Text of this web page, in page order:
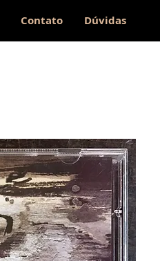
Contato Dúvidas